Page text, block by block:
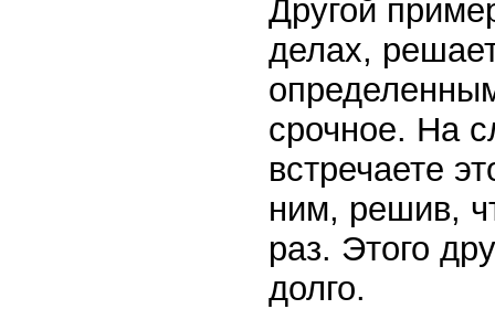
Другой
делах,
срочное. На
встречаете
ним, решив,
раз. Этого
долго.